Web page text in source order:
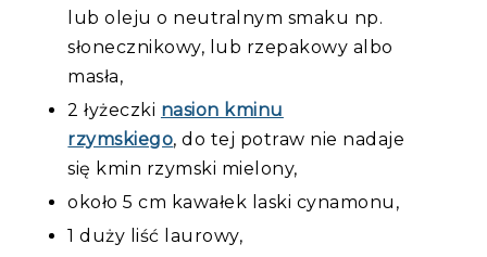
lub oleju o neutralnym smaku np.
słonecznikowy, lub rzepakowy albo
masła,
2 łyżeczki nasion kminu
rzymskiego, do tej potraw nie nadaje
się kmin rzymski mielony,
około 5 cm kawałek laski cynamonu,
1 duży liść laurowy,